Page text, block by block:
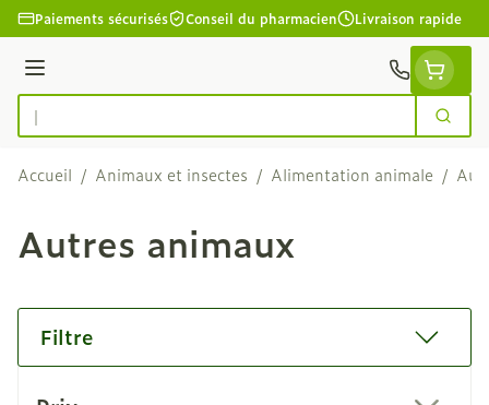
Aller au contenu
Paiements sécurisés Conseil du pharmacien Livraison rapide
Menu
Rechercher
Accueil / Animaux et insectes / Alimentation animale /
Autres animaux
Filtre